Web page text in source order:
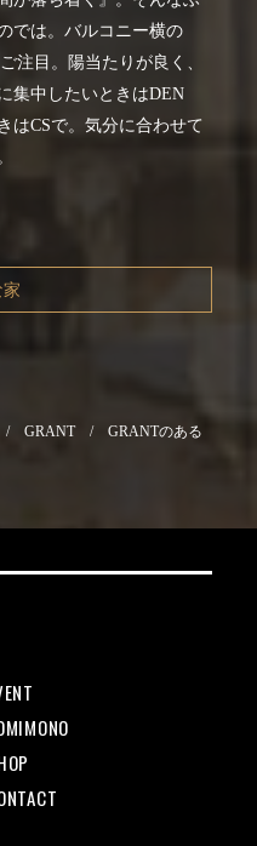
では。バルコニー横の
注目。陽当たりが良く、
集中したいときはDEN
はCSで。気分に合わせて
GRANT/GRANTのある